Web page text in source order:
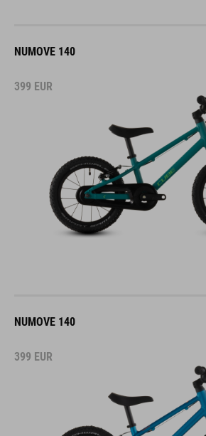
NUMOVE 140
399 EUR
NUMOVE 140
399 EUR